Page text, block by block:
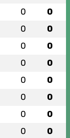
0 0
0 0
0 0
0 0
0 0
0 0
0 0
0 0